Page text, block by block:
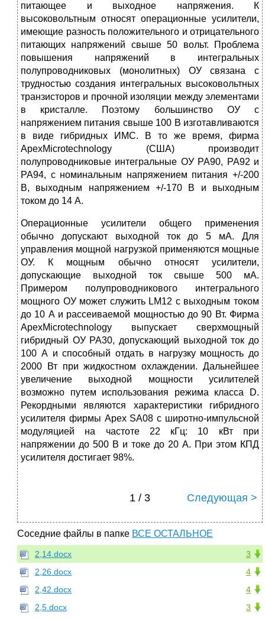
питающее и выходное напряжения. К
высоковольтным относят операционные усилители,
имеющие разность положительного и отрицательного
питающих напряжений свыше 50 вольт. Проблема
повышения напряжений в интегральных
полупроводниковых (монолитных) ОУ связана с
трудностью создания интегральных высоковольтных
транзисторов и прочной изоляции между элементами
в кристалле. Поэтому большинство ОУ с
напряжением питания свыше 100 В изготавливаются
в виде гибридных ИМС. В то же время, фирма
ApexMicrotechnology (США) производит
полупроводниковые интегральные ОУ РА90, PA92 и
РА94, с номинальным напряжением питания +/-200
В, выходным напряжением +/-170 В и выходным
током до 14 А.
Операционные усилители общего применения
обычно допускают выходной ток до 5 мА. Для
управления мощной нагрузкой применяются мощные
ОУ. К мощным обычно относят усилители,
допускающие выходной ток свыше 500 мА.
Примером полупроводникового интегрального
мощного ОУ может служить LM12 с выходным током
до 10 А и рассеиваемой мощностью до 90 Вт. Фирма
ApexMicrotechnology выпускает сверхмощный
гибридный ОУ РА30, допускающий выходной ток до
100 А и способный отдать в нагрузку мощность до
2000 Вт при жидкостном охлаждении. Дальнейшее
увеличение выходной мощности усилителей
возможно путем использования режима класса D.
Рекордными являются характеристики гибридного
усилителя фирмы Apex SA08 с широтно-импульсной
модуляцией на частоте 22 кГц: 10 кВт при
напряжении до 500 В и токе до 20 А. При этом КПД
усилителя достигает 98%.
1 / 3 Следующая >
Соседние файлы в папке ВСЕ ОСТАЛЬНОЕ
3
2,14.docx
4
2,26.docx
4
2,42.docx
3
2,5.docx